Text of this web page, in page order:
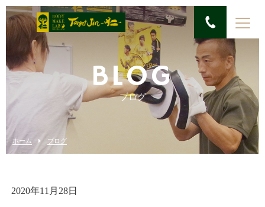
BLOG
ブログ
ホーム ブログ
2020年11月28日